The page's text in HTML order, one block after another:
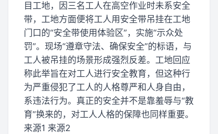
目工地，因三名工人在高空作业时未系安全
带，工地方面便将工人用安全带吊挂在工地
门口的“安全带使用体验区”，实施“示众处
罚”。现场“遵章守法、确保安全”的标语，与
工人被吊挂的场景形成强烈反差。工地回应
称此举旨在对工人进行安全教育，但这种行
为严重侵犯了工人的人格尊严和人身自由，
系违法行为。真正的安全并不是靠羞辱与“教
育”换来的，对工人人格的保障也同样重要。
来源1 来源2